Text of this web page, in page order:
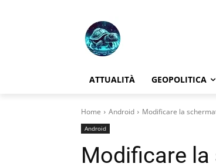
ATTUALITÀ GEOPOLITICA
Home Android Modificare la
Android
Modificare